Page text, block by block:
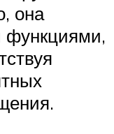
она
функциями,